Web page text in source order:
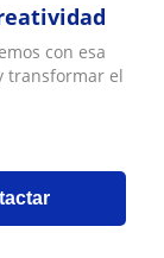
con esa
transformar el